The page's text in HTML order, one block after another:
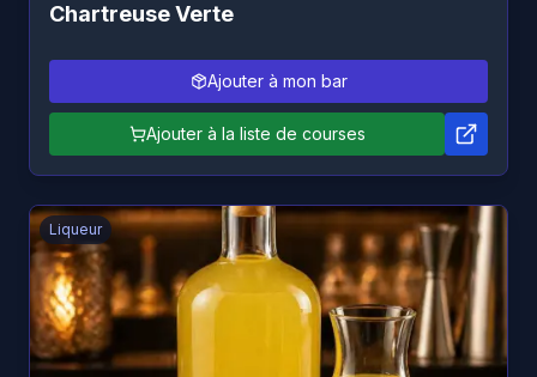
Chartreuse Verte
Ajouter à mon bar
Ajouter à la liste de courses
Liqueur